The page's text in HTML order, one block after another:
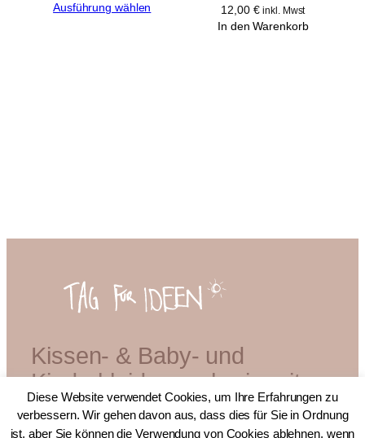
Ausführung wählen 12,00 € inkl. Mwst
In den Warenkorb
Kissen- & Baby- und
Kinderkleidermacherin mit
Diplom
Diese Website verwendet Cookies, um Ihre Erfahrungen zu
verbessern. Wir gehen davon aus, dass dies für Sie in Ordnung
ist, aber Sie können die Verwendung von Cookies ablehnen, wenn